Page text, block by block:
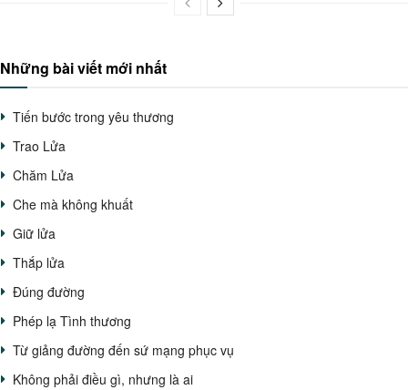
Những bài viết mới nhất
Tiến bước trong yêu thương
Trao Lửa
Chăm Lửa
Che mà không khuất
Giữ lửa
Thắp lửa
Đúng đường
Phép lạ Tình thương
Từ giảng đường đến sứ mạng phục vụ
Không phải điều gì, nhưng là ai